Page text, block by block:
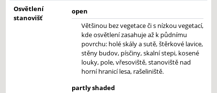
Osvětlení
stanovišť
open
Většinou bez vegetace či s nízkou vegetací,
kde osvětlení zasahuje až k půdnímu
povrchu: holé skály a sutě, štěrkové lavice,
stěny budov, písčiny, skalní stepi, kosené
louky, pole, vřesoviště, stanoviště nad
horní hranicí lesa, rašeliniště.
partly shaded